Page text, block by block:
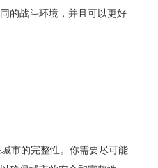
的战斗环境，并且可以更好
市的完整性。你需要尽可能